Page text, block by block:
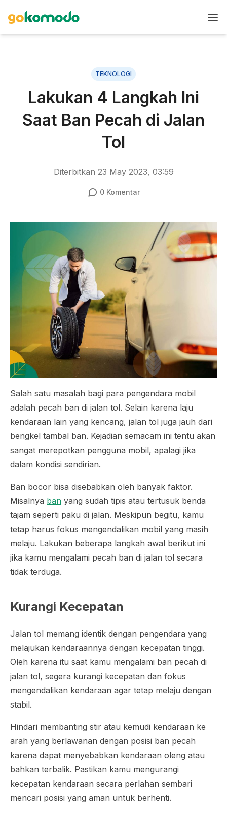
TEKNOLOGI
Lakukan 4 Langkah Ini
Saat Ban Pecah di Jalan
Tol
Diterbitkan 23 May 2023, 03:59
0Komentar
Salah satu masalah bagi para pengendara mobil
adalah pecah ban di jalan tol. Selain karena laju
kendaraan lain yang kencang, jalan tol juga jauh dari
bengkel tambal ban. Kejadian semacam ini tentu akan
sangat merepotkan pengguna mobil, apalagi jika
dalam kondisi sendirian.
Ban bocor bisa disebabkan oleh banyak faktor.
Misalnya ban yang sudah tipis atau tertusuk benda
tajam seperti paku di jalan. Meskipun begitu, kamu
tetap harus fokus mengendalikan mobil yang masih
melaju. Lakukan beberapa langkah awal berikut ini
jika kamu mengalami pecah ban di jalan tol secara
tidak terduga.
Kurangi Kecepatan
Jalan tol memang identik dengan pengendara yang
melajukan kendaraannya dengan kecepatan tinggi.
Oleh karena itu saat kamu mengalami ban pecah di
jalan tol, segera kurangi kecepatan dan fokus
mengendalikan kendaraan agar tetap melaju dengan
stabil.
Hindari membanting stir atau kemudi kendaraan ke
arah yang berlawanan dengan posisi ban pecah
karena dapat menyebabkan kendaraan oleng atau
bahkan terbalik. Pastikan kamu mengurangi
kecepatan kendaraan secara perlahan sembari
mencari posisi yang aman untuk berhenti.